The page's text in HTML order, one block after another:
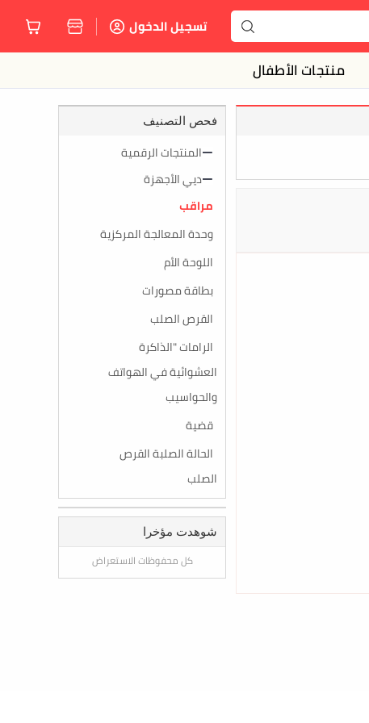
تسجيل الدخول
منتجات الأطفال
فحص التصنيف
المنتجات الرقمية
ديي الأجهزة
مراقب
وحدة المعالجة المركزية
اللوحة الأم
بطاقة مصورات
القرص الصلب
الرامات "الذاكرة
العشوائية في الهواتف
والحواسيب
قضية
الحالة الصلبة القرص
الصلب
شوهدت مؤخرا
كل محفوظات الاستعراض